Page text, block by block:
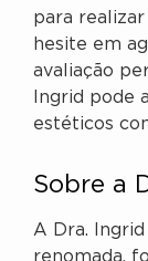
para
hesite em
avaliação
Ingrid pode
estéticos
Sobre a
A Dra.
renomada,